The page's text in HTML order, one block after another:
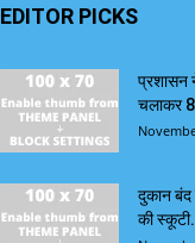
EDITOR PICKS
प्रशासन
चलाकर
दुकान बंद
की